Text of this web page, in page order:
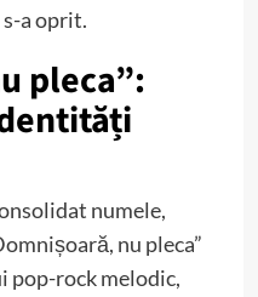
a oprit.
pleca”:
numele,
nu pleca”
pop-rock melodic,